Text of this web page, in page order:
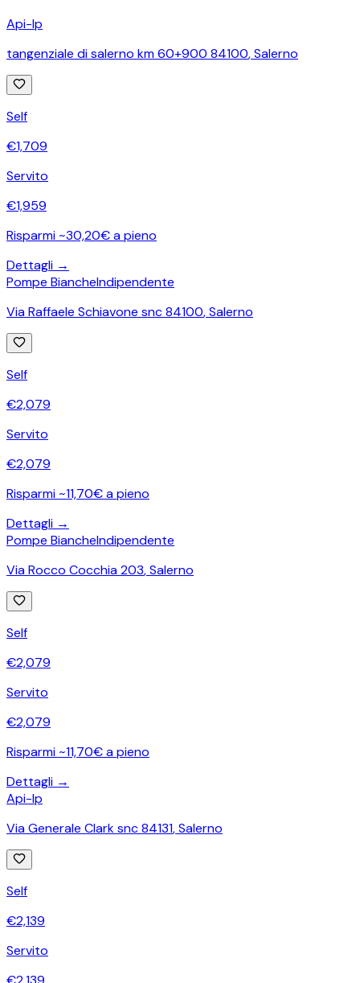
Api-Ip
tangenziale di salerno km 60+900 84100,Salerno
Self
€1,709
Servito
€1,959
Risparmi ~30,20€ a pieno
Dettagli →
Pompe BiancheIndipendente
Via Raffaele Schiavone snc 84100,Salerno
Self
€2,079
Servito
€2,079
Risparmi ~11,70€ a pieno
Dettagli →
Pompe BiancheIndipendente
Via Rocco Cocchia 203,Salerno
Self
€2,079
Servito
€2,079
Risparmi ~11,70€ a pieno
Dettagli →
Api-Ip
Via Generale Clark snc 84131,Salerno
Self
€2,139
Servito